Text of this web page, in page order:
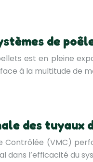
de
est en pleine
à la multitude de
des tuyaux
Contrôlée (VMC)
dans l’efficacité du